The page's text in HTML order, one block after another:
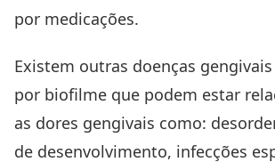
por medicações.
Existem outras doenças
por biofilme que podem estar
as dores gengivais como:
de desenvolvimento, infecções